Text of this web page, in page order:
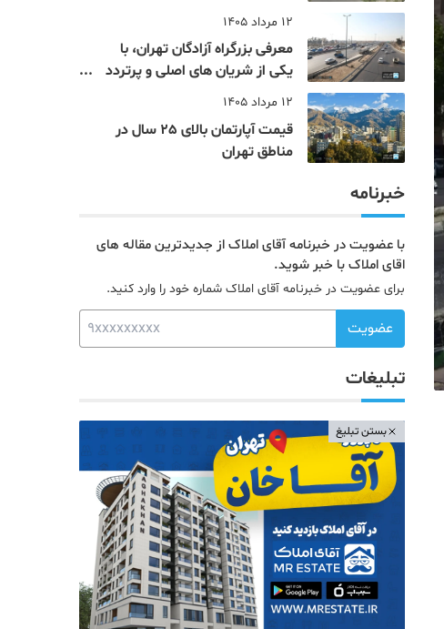
12 مرداد 1405
معرفی بزرگراه آزادگان تهران، با
یکی از شریان های اصلی و پرتردد
جنوب پایتخت آشنا شوید
12 مرداد 1405
قیمت آپارتمان بالای 25 سال در
مناطق تهران
خبرنامه
با عضویت در خبرنامه آقای املاک از جدیدترین مقاله های
اقای املاک با خبر شوید.
برای عضویت در خبرنامه آقای املاک شماره خود را وارد کنید.
عضویت
تبلیغات
بستن تبلیغ